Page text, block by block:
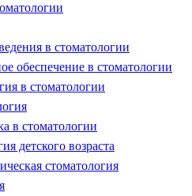
в стоматологии
обеспечение в стоматологии
в стоматологии
в стоматологии
детского возраста
стоматология